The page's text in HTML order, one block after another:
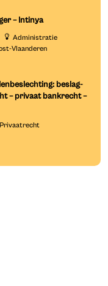
– Intinya
Administratie
Vlaanderen
beslag-
– privaat bankrecht –
Privaatrecht